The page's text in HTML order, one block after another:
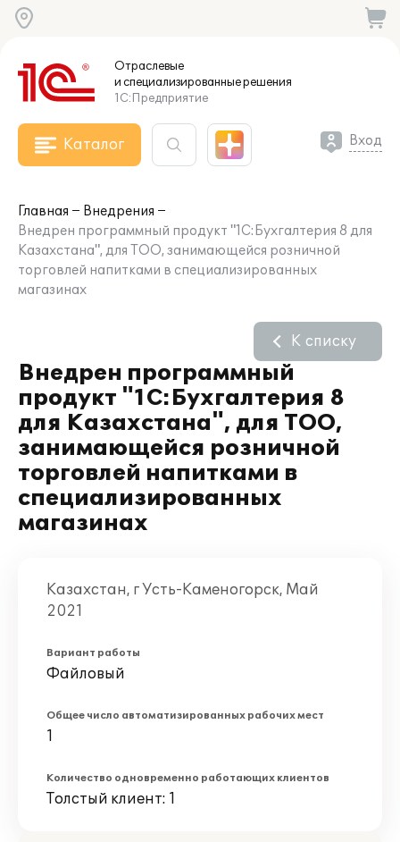
Отраслевые
и специализированныерешения
1С:Предприятие
Каталог Вход
Главная
Внедрения
Внедрен программный продукт "1С:Бухгалтерия 8 для
Казахстана", для ТОО, занимающейся розничной
торговлей напитками в специализированных
магазинах
Внедрен программный
продукт "1С:Бухгалтерия 8
для Казахстана", для ТОО,
занимающейся розничной
торговлей напитками в
специализированных
магазинах
К списку
Казахстан, г Усть-Каменогорск, Май
2021
Вариант работы
Файловый
Общее число автоматизированных рабочих мест
1
Количество одновременно работающих клиентов
Толстый клиент: 1